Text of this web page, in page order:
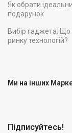
Як обрати
подарунок
Вибір гаджета: Що
ринку технологій?
Ми на інших
Підписуйтесь!